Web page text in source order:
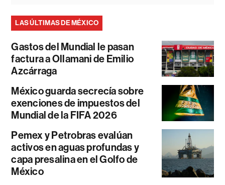
LAS ÚLTIMAS DE MÉXICO
Gastos del Mundial le pasan
factura a Ollamani de Emilio
Azcárraga
México guarda secrecía sobre
exenciones de impuestos del
Mundial de la FIFA 2026
Pemex y Petrobras evalúan
activos en aguas profundas y
capa presalina en el Golfo de
México